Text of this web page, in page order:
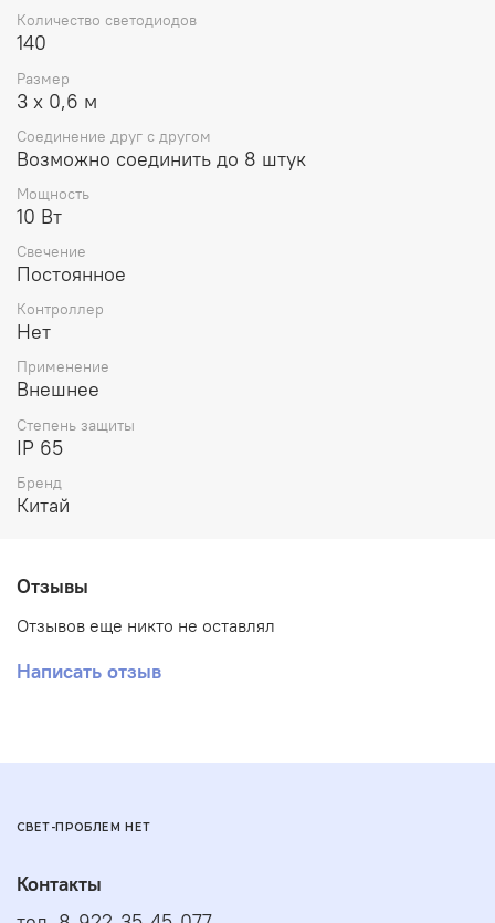
Количество светодиодов
140
Размер
3 х 0,6 м
Соединение друг с другом
Возможно соединить до 8 штук
Мощность
10 Вт
Свечение
Постоянное
Контроллер
Нет
Применение
Внешнее
Степень защиты
IP 65
Бренд
Китай
Отзывы
Отзывов еще никто не оставлял
Написать отзыв
СВЕТ-ПРОБЛЕМ НЕТ
Контакты